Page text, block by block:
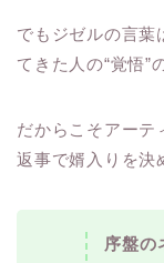
でもジゼルの言葉
てきた人の“覚悟”
だからこそアーテ
返事で婿入りを決
序盤の